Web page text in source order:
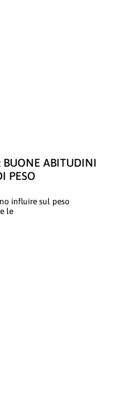
BUONE ABITUDINI
PESO
influire sul peso
le